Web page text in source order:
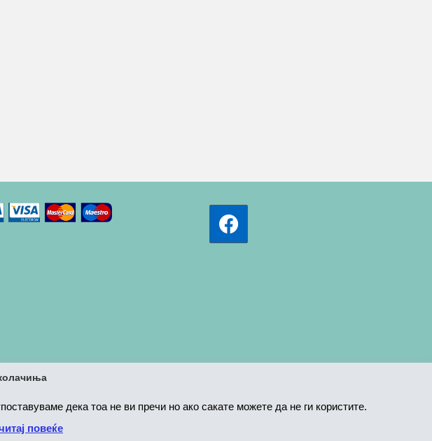
дека тоа не ви пречи но ако сакате можете да не ги користите.
повеќе